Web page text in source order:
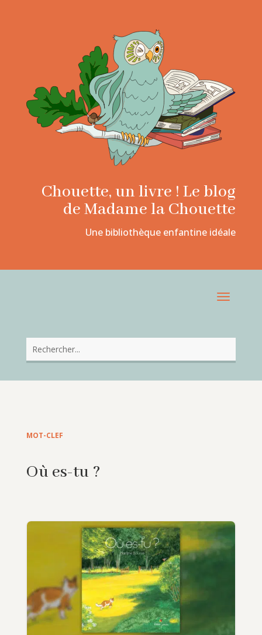
Chouette, un livre ! Le blog
de Madame la Chouette
Une bibliothèque enfantine idéale
MOT-CLEF
Où es-tu ?